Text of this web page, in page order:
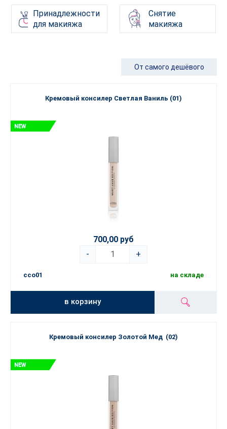
Принадлежности
для макияжа
Снятие
макияжа
От самого дешёвого
Кремовый консилер Светлая Ваниль (01)
700,00 руб
-
+
cco01 на складе
в корзину
Кремовый консилер Золотой Мед (02)